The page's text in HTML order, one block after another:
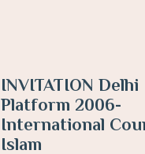
INVITATION Delhi
Platform 2006-
International
Islam